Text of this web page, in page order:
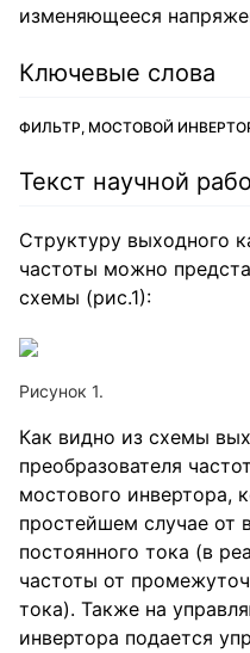
изменяющееся
Ключевые слова
ФИЛЬТР, МОСТОВОЙ
Текст научной
Структуру выходного
частоты можно
схемы (рис.1):
Рисунок 1.
Как видно из схемы
преобразователя
мостового инвертора,
простейшем случае от
постоянного тока (в
частоты от
тока). Также на
инвертора подается